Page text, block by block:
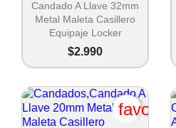
Candado A Llave 32mm
Metal Maleta Casillero
Equipaje Locker
$2.990